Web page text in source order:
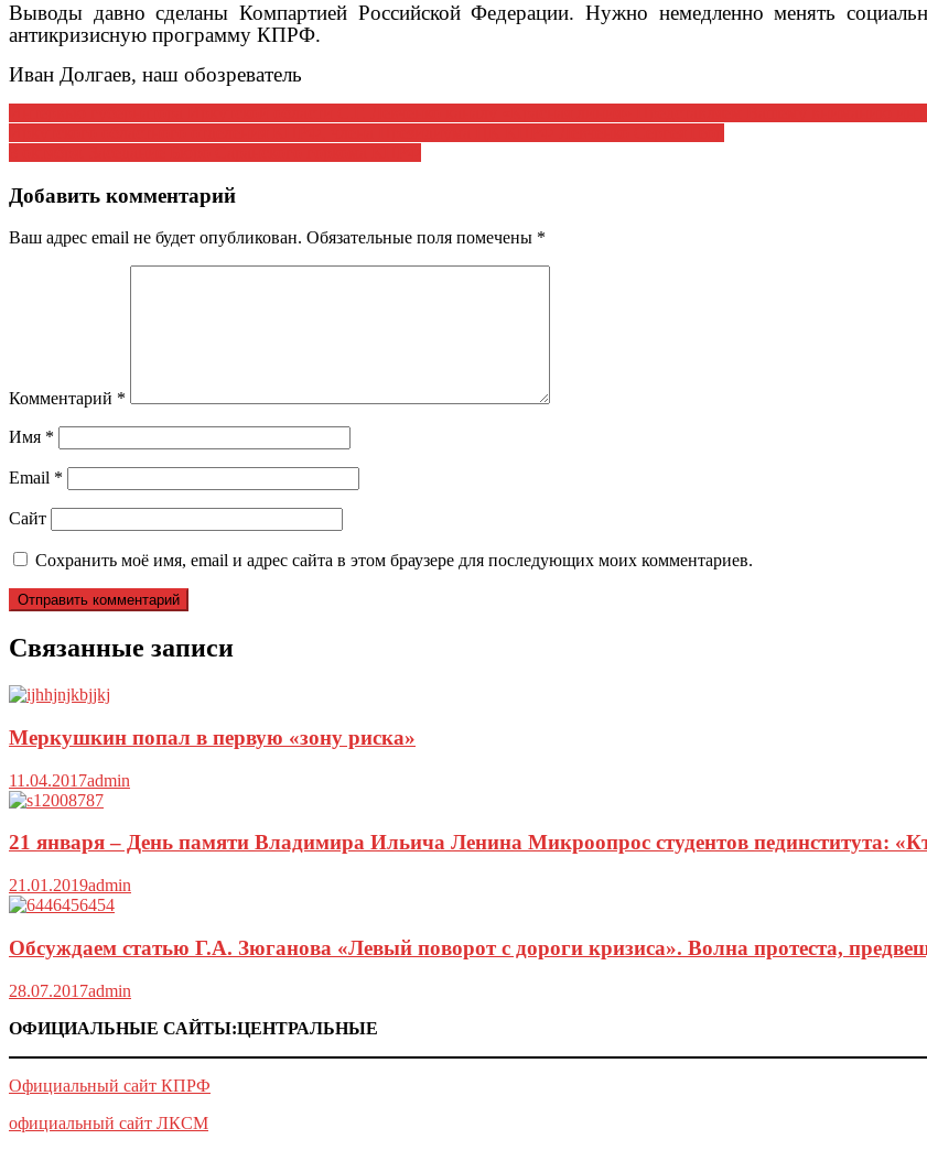
Выводы давно сделаны Компартией Российской Федерации. Нужно немедленно менять
антикризисную программу КПРФ.
Иван Долгаев, наш обозреватель
Навигация
по
Добавить комментарий
Ваш адрес email не будет опубликован. Обязательные поля помечены *
Комментарий *
Имя *
Email *
Сайт
Сохранить моё имя, email и адрес сайта в этом браузере для последующих моих комментариев.
Связанные записи
Меркушкин попал в первую «зону риска»
11.04.2017admin
21 января – День памяти Владимира Ильича Ленина Микроопрос студентов пединститута:
21.01.2019admin
Обсуждаем статью Г.А. Зюганова «Левый поворот с дороги кризиса». Волна протеста,
28.07.2017admin
ОФИЦИАЛЬНЫЕ САЙТЫ:ЦЕНТРАЛЬНЫЕ
Официальный сайт КПРФ
официальный сайт ЛКСМ